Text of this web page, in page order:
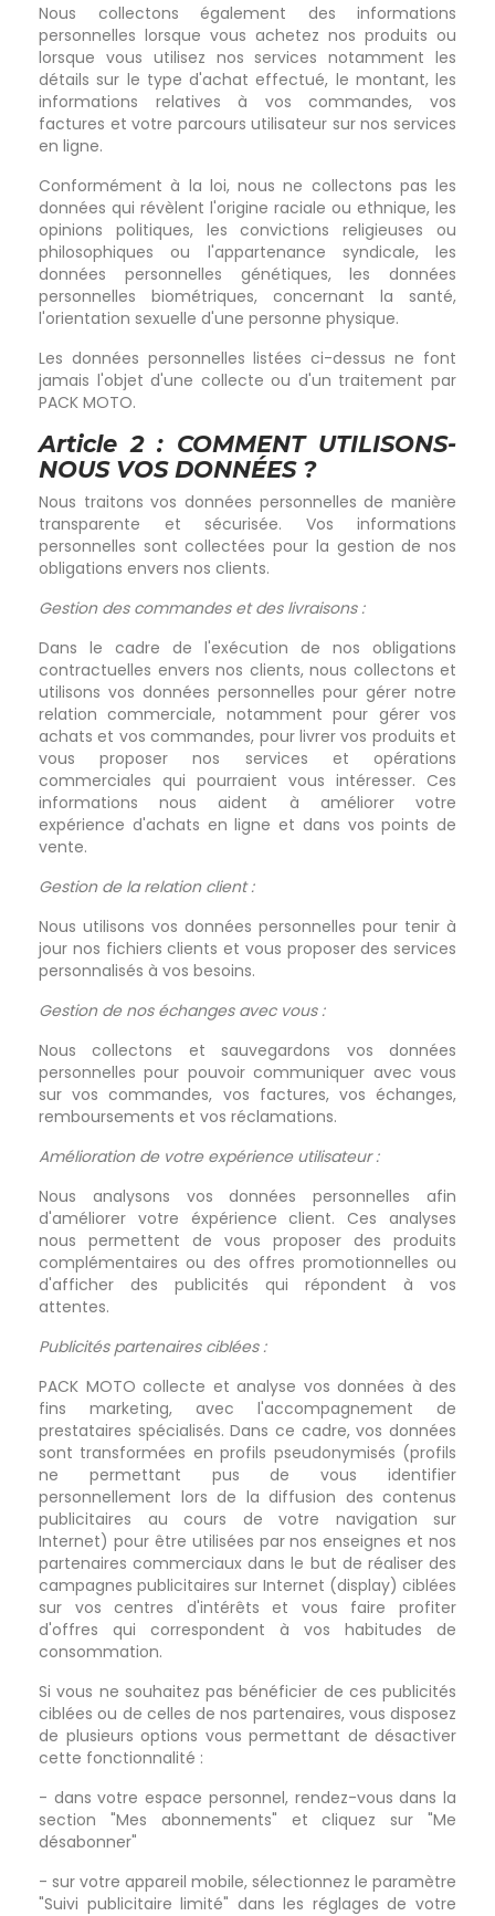
Nous collectons également des informations
personnelles lorsque vous achetez nos produits ou
lorsque vous utilisez nos services notamment les
détails sur le type d'achat effectué, le montant, les
informations relatives à vos commandes, vos
factures et votre parcours utilisateur sur nos services
en ligne.
Conformément à la loi, nous ne collectons pas les
données qui révèlent l'origine raciale ou ethnique, les
opinions politiques, les convictions religieuses ou
philosophiques ou l'appartenance syndicale, les
données personnelles génétiques, les données
personnelles biométriques, concernant la santé,
l'orientation sexuelle d'une personne physique.
Les données personnelles listées ci-dessus ne font
jamais l'objet d'une collecte ou d'un traitement par
PACK MOTO.
Article 2 : COMMENT UTILISONS-
NOUS VOS DONNÉES ?
Nous traitons vos données personnelles de manière
transparente et sécurisée. Vos informations
personnelles sont collectées pour la gestion de nos
obligations envers nos clients.
Gestion des commandes et des livraisons :
Dans le cadre de l'exécution de nos obligations
contractuelles envers nos clients, nous collectons et
utilisons vos données personnelles pour gérer notre
relation commerciale, notamment pour gérer vos
achats et vos commandes, pour livrer vos produits et
vous proposer nos services et opérations
commerciales qui pourraient vous intéresser. Ces
informations nous aident à améliorer votre
expérience d'achats en ligne et dans vos points de
vente.
Gestion de la relation client :
Nous utilisons vos données personnelles pour tenir à
jour nos fichiers clients et vous proposer des services
personnalisés à vos besoins.
Gestion de nos échanges avec vous :
Nous collectons et sauvegardons vos données
personnelles pour pouvoir communiquer avec vous
sur vos commandes, vos factures, vos échanges,
remboursements et vos réclamations.
Amélioration de votre expérience utilisateur :
Nous analysons vos données personnelles afin
d'améliorer votre éxpérience client. Ces analyses
nous permettent de vous proposer des produits
complémentaires ou des offres promotionnelles ou
d'afficher des publicités qui répondent à vos
attentes.
Publicités partenaires ciblées :
PACK MOTO collecte et analyse vos données à des
fins marketing, avec l'accompagnement de
prestataires spécialisés. Dans ce cadre, vos données
sont transformées en profils pseudonymisés (profils
ne permettant pus de vous identifier
personnellement lors de la diffusion des contenus
publicitaires au cours de votre navigation sur
Internet) pour être utilisées par nos enseignes et nos
partenaires commerciaux dans le but de réaliser des
campagnes publicitaires sur Internet (display) ciblées
sur vos centres d'intérêts et vous faire profiter
d'offres qui correspondent à vos habitudes de
consommation.
Si vous ne souhaitez pas bénéficier de ces publicités
ciblées ou de celles de nos partenaires, vous disposez
de plusieurs options vous permettant de désactiver
cette fonctionnalité :
- dans votre espace personnel, rendez-vous dans la
section "Mes abonnements" et cliquez sur "Me
désabonner"
- sur votre appareil mobile, sélectionnez le paramètre
"Suivi publicitaire limité" dans les réglages de votre